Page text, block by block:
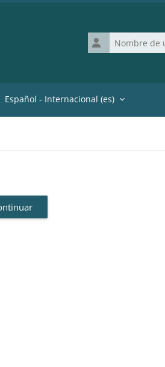
Nombre de usuario
Español - Internacional ‎(es)‎